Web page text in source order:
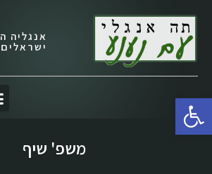
פתח סרגל נגישות
אנגליה
משפ' שיף